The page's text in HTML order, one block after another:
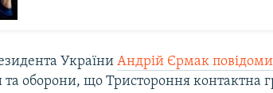
УкраїниАндрій Єрмак
та оборони, що Тристороння контактна